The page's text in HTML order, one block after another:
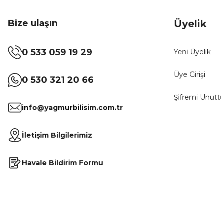
Bize ulaşın
0 533 059 19 29
0 530 321 20 66
info@yagmurbilisim.com.tr
İletişim Bilgilerimiz
Havale Bildirim Formu
Üyelik
Yeni Üyelik
Üye Girişi
Şifremi